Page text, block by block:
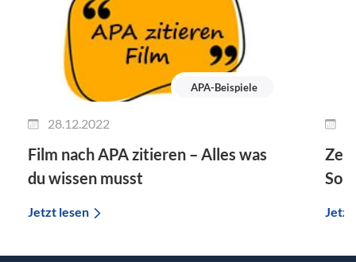
APA-Beispiele
28.12.2022
Film nach APA zitieren – Alles was
du wissen musst
Jetzt lesen
So
Jetzt